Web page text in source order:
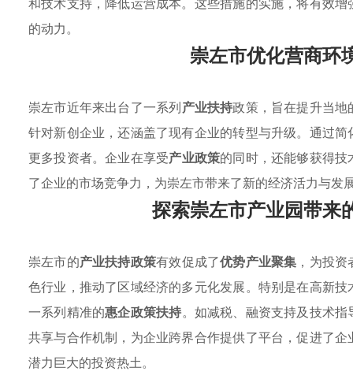
的动力。
崇左市优化营商环
崇左市近年来出台了一系列产业扶持政策，旨在提升当
针对新创企业，还涵盖了现有企业的转型与升级。通过
更多投资者。企业在享受产业政策的同时，还能够获得
了企业的市场竞争力，为崇左市带来了新的经济活力与发
探索崇左市产业园带来
崇左市的产业扶持政策有效促成了优势产业聚集 ，为投
色行业，推动了区域经济的多元化发展。特别是在高新
一系列精准的惠企政策扶持。如减税、融资支持及技术
共享与合作机制，为企业跨界合作提供了平台，促进了
潜力巨大的投资热土。